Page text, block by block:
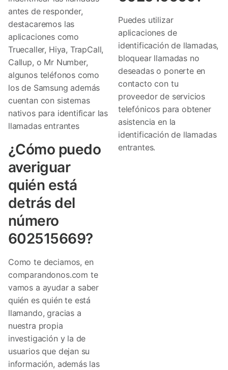
antes de responder,
destacaremos las
aplicaciones como
Truecaller, Hiya, TrapCall,
Callup, o Mr Number,
algunos teléfonos como
los de Samsung además
cuentan con sistemas
nativos para identificar las
llamadas entrantes
¿Cómo puedo
averiguar
quién está
detrás del
número
602515669?
Como te deciamos, en
comparandonos.com te
vamos a ayudar a saber
quién es quién te está
llamando, gracias a
nuestra propia
investigación y la de
usuarios que dejan su
información, además las
Puedes utilizar
aplicaciones de
identificación de llamadas,
bloquear llamadas no
deseadas o ponerte en
contacto con tu
proveedor de servicios
telefónicos para obtener
asistencia en la
identificación de llamadas
entrantes.